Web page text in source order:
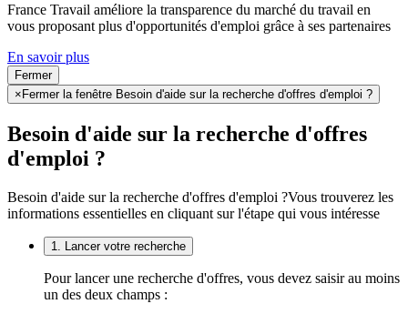
France Travail améliore la transparence du marché du travail en
vous proposant plus d'opportunités d'emploi grâce à ses partenaires
En savoir plus
Fermer
× Fermer la fenêtre Besoin d'aide sur la recherche d'offres d'emploi ?
Besoin d'aide sur la recherche d'offres
d'emploi ?
Besoin d'aide sur la recherche d'offres d'emploi ?Vous trouverez les
informations essentielles en cliquant sur l'étape qui vous intéresse
1. Lancer votre recherche
Pour lancer une recherche d'offres, vous devez saisir au moins
un des deux champs :